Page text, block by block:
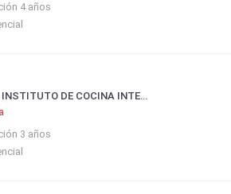
4 años
LECOLE - INSTITUTO DE COCINA INTERNACIONAL
3 años